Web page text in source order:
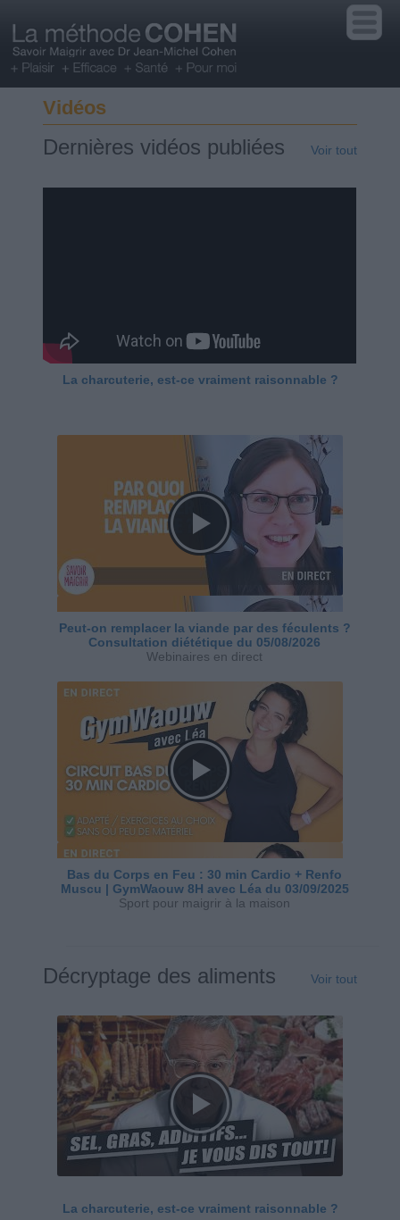
Vidéos
Dernières vidéos publiées Voir tout
La charcuterie, est-ce vraiment raisonnable ?
Peut-on remplacer la viande par des féculents ?
Consultation diététique du 05/08/2026
Webinaires en direct
Bas du Corps en Feu : 30 min Cardio + Renfo
Muscu | GymWaouw 8H avec Léa du 03/09/2025
Sport pour maigrir à la maison
Décryptage des aliments Voir tout
La charcuterie, est-ce vraiment raisonnable ?